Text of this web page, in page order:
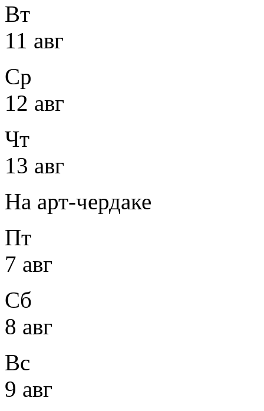
Вт
11 авг
Ср
12 авг
Чт
13 авг
На арт-чердаке
Пт
7 авг
Сб
8 авг
Вс
9 авг